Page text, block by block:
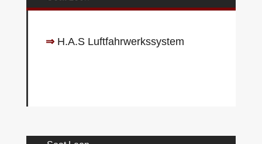
⇒H.A.S Luftfahrwerkssystem